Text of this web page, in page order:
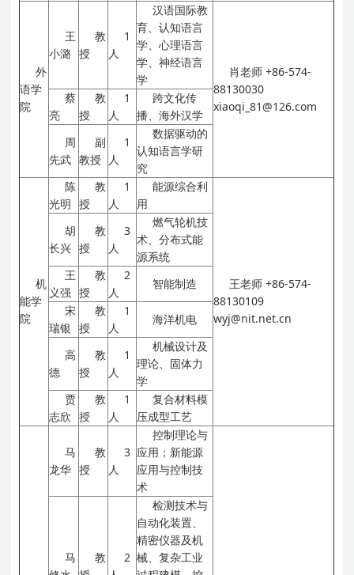
外
语学
院
王
小潞
教
授
1
人
汉语国际教
育、认知语言
学、心理语言
学、神经语言
学
肖老师 +86-574-
88130030
xiaoqi_81@126.com
蔡
亮
教
授
1
人
跨文化传
播、海外汉学
周
先武
副
教授
1
人
数据驱动的
认知语言学研
究
机
能学
院
陈
光明
教
授
1
人
能源综合利
用
王老师 +86-574-
88130109
wyj@nit.net.cn
胡
长兴
教
授
3
人
燃气轮机技
术、分布式能
源系统
王
义强
教
授
2
人
智能制造
宋
瑞银
教
授
1
人
海洋机电
高
德
教
授
1
人
机械设计及
理论、固体力
学
贾
志欣
教
授
1
人
复合材料模
压成型工艺
马
龙华
教
授
3
人
控制理论与
应用；新能源
应用与控制技
术
马
教
2
检测技术与
自动化装置、
精密仪器及机
械、复杂工业